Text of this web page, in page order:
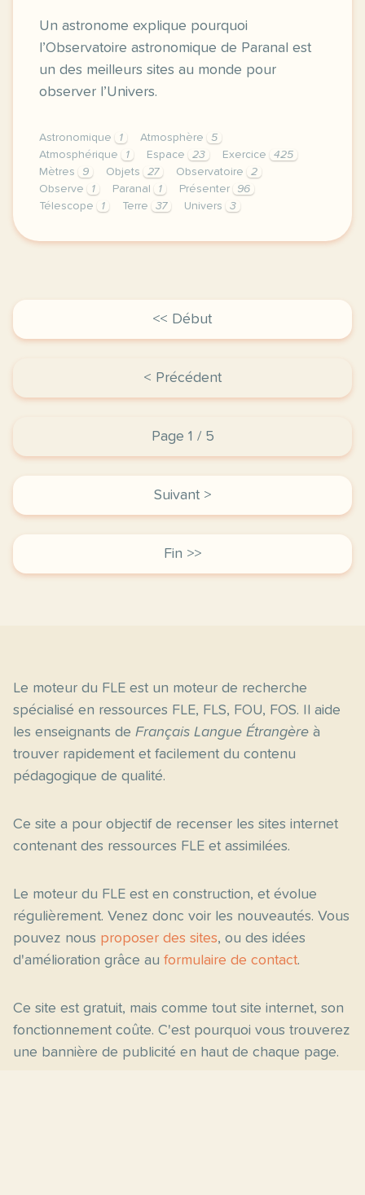
Un astronome explique pourquoi
l’Observatoire astronomique de Paranal est
un des meilleurs sites au monde pour
observer l’Univers.
Astronomique 1 Atmosphère
5
Atmosphérique
1 Espace 23 Exercice
425
Mètres
9 Objets 27 Observatoire
2
Observe
1 Paranal 1 Présenter
96
Télescope
1 Terre 37 Univers 3
exercice b1 sciences techniques presenter un
<< Début
< Précédent
Page 1 / 5
Suivant >
Fin >>
Le moteur du FLE est un moteur de recherche
spécialisé en ressources FLE, FLS, FOU, FOS. Il aide
les enseignants de Français Langue Étrangère à
trouver rapidement et facilement du contenu
pédagogique de qualité.
Ce site a pour objectif de recenser les sites internet
contenant des ressources FLE et assimilées.
Le moteur du FLE est en construction, et évolue
régulièrement. Venez donc voir les nouveautés. Vous
pouvez nous proposer des sites, ou des idées
d'amélioration grâce au formulaire de contact.
Ce site est gratuit, mais comme tout site internet, son
fonctionnement coûte. C'est pourquoi vous trouverez
une bannière de publicité en haut de chaque page.